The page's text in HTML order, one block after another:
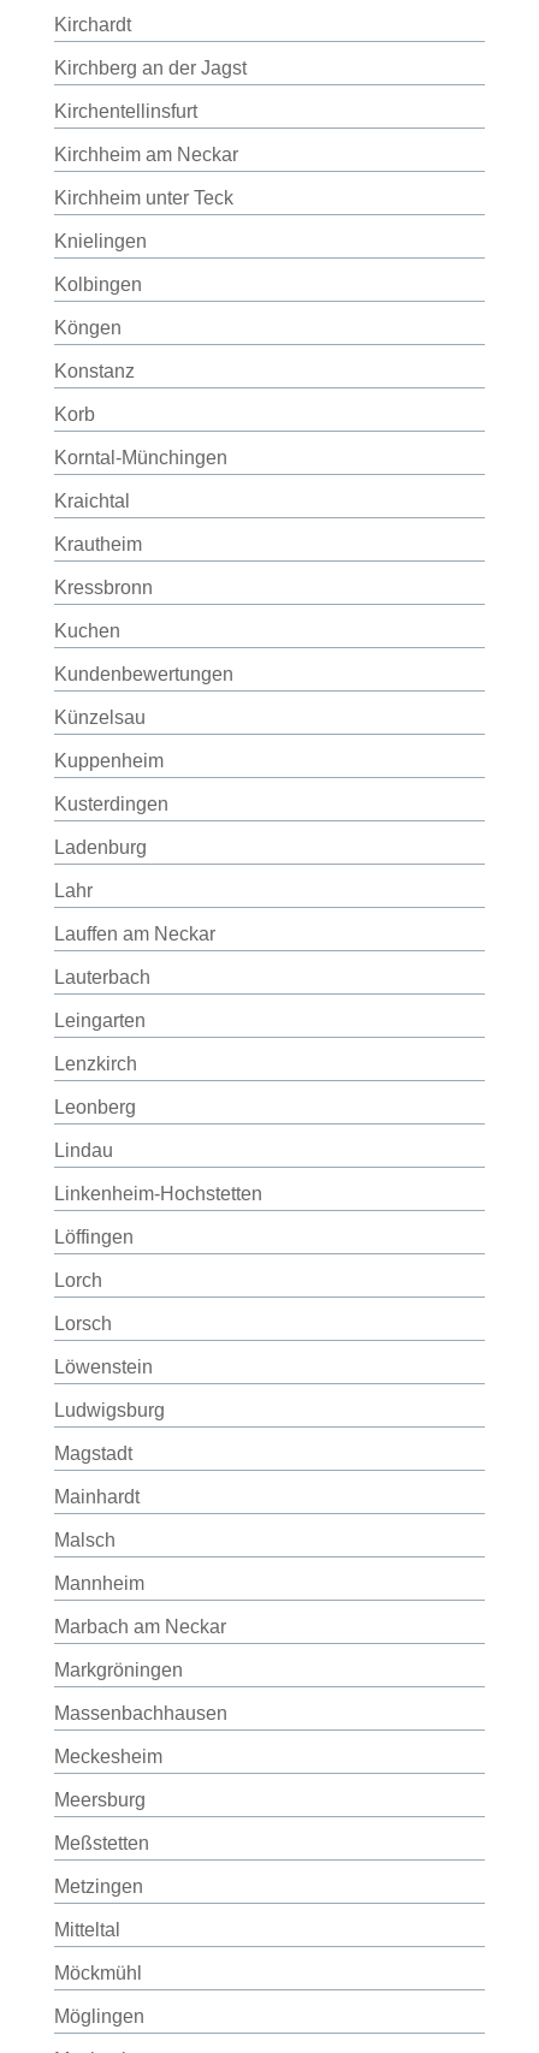
Kirchardt
Kirchberg an der Jagst
Kirchentellinsfurt
Kirchheim am Neckar
Kirchheim unter Teck
Knielingen
Kolbingen
Köngen
Konstanz
Korb
Korntal-Münchingen
Kraichtal
Krautheim
Kressbronn
Kuchen
Kundenbewertungen
Künzelsau
Kuppenheim
Kusterdingen
Ladenburg
Lahr
Lauffen am Neckar
Lauterbach
Leingarten
Lenzkirch
Leonberg
Lindau
Linkenheim-Hochstetten
Löffingen
Lorch
Lorsch
Löwenstein
Ludwigsburg
Magstadt
Mainhardt
Malsch
Mannheim
Marbach am Neckar
Markgröningen
Massenbachhausen
Meckesheim
Meersburg
Meßstetten
Metzingen
Mitteltal
Möckmühl
Möglingen